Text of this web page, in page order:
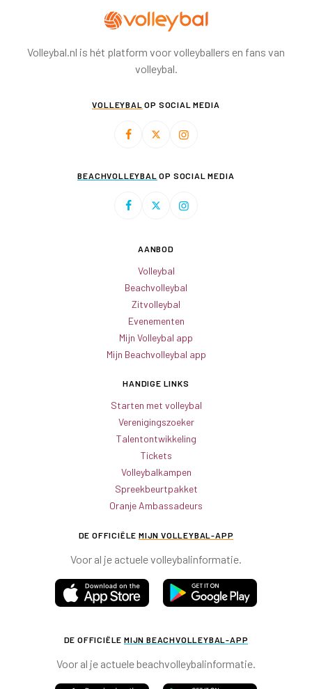
Volleybal.nl is hét platform voor volleyballers en fans van
volleybal.
VOLLEYBAL OP SOCIAL MEDIA
BEACHVOLLEYBAL OP SOCIAL MEDIA
AANBOD
Volleybal
Beachvolleybal
Zitvolleybal
Evenementen
Mijn Volleybal app
Mijn Beachvolleybal app
HANDIGE LINKS
Starten met volleybal
Verenigingszoeker
Talentontwikkeling
Tickets
Volleybalkampen
Spreekbeurtpakket
Oranje Ambassadeurs
DE OFFICIËLE MIJN VOLLEYBAL-APP
Voor al je actuele volleybalinformatie.
DE OFFICIËLE MIJN BEACHVOLLEYBAL-APP
Voor al je actuele beachvolleybalinformatie.